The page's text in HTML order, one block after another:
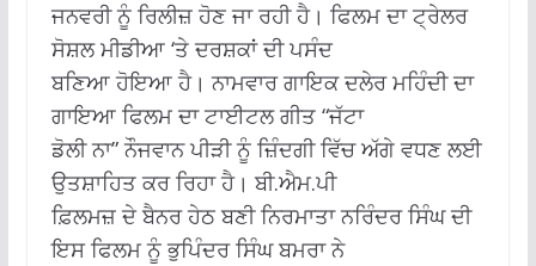
ਜਨਵਰੀ ਨੂੰ ਰਿਲੀਜ਼ ਹੋਣ ਜਾ ਰਹੀ ਹੈ। ਫਿਲਮ ਦਾ ਟ੍ਰੇਲਰ
ਸੋਸ਼ਲ ਮੀਡੀਆ ‘ਤੇ ਦਰਸ਼ਕਾਂ ਦੀ ਪਸੰਦ
ਬਣਿਆ ਹੋਇਆ ਹੈ। ਨਾਮਵਾਰ ਗਾਇਕ ਦਲੇਰ ਮਹਿੰਦੀ ਦਾ
ਗਾਇਆ ਫਿਲਮ ਦਾ ਟਾਈਟਲ ਗੀਤ “ਜੱਟਾ
ਡੋਲੀ ਨਾ” ਨੌਜਵਾਨ ਪੀੜੀ ਨੂੰ ਜ਼ਿੰਦਗੀ ਵਿੱਚ ਅੱਗੇ ਵਧਣ ਲਈ
ਉਤਸ਼ਾਹਿਤ ਕਰ ਰਿਹਾ ਹੈ। ਬੀ.ਐਮ.ਪੀ
ਫ਼ਿਲਮਜ਼ ਦੇ ਬੈਨਰ ਹੇਠ ਬਣੀ ਨਿਰਮਾਤਾ ਨਰਿੰਦਰ ਸਿੰਘ ਦੀ
ਇਸ ਫਿਲਮ ਨੂੰ ਭੁਪਿੰਦਰ ਸਿੰਘ ਬਮਰਾ ਨੇ